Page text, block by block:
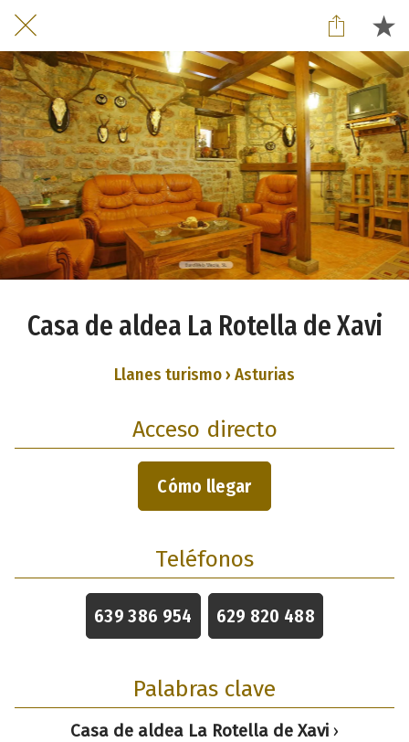
Casa de aldea La Rotella de Xavi
Llanes turismo › Asturias
Acceso directo
Cómo llegar
Teléfonos
639 386 954 629 820 488
Palabras clave
Casa de aldea La Rotella de Xavi ›